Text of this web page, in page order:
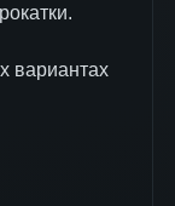
вариантах